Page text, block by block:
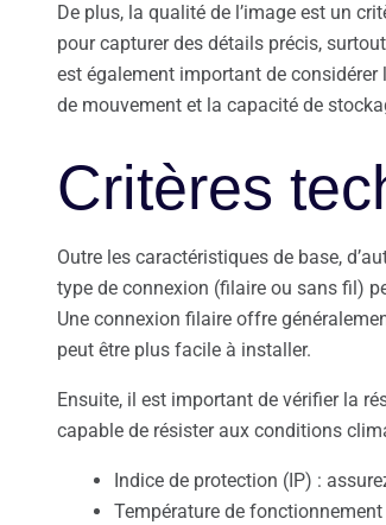
De plus, la qualité de l’image est un
pour capturer des détails précis,
est également important de
de mouvement et la capacité de
Critères
Outre les caractéristiques de base,
type de connexion (filaire ou sans fil)
Une connexion filaire offre
peut être plus facile à installer.
Ensuite, il est important de vérifier la
capable de résister aux conditions
Indice de protection (IP) :
Température de